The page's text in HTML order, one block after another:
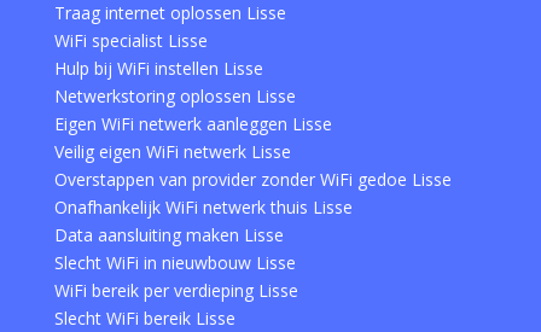
Traag internet oplossen Lisse
WiFi specialist Lisse
Hulp bij WiFi instellen Lisse
Netwerkstoring oplossen Lisse
Eigen WiFi netwerk aanleggen Lisse
Veilig eigen WiFi netwerk Lisse
Overstappen van provider zonder WiFi gedoe Lisse
Onafhankelijk WiFi netwerk thuis Lisse
Data aansluiting maken Lisse
Slecht WiFi in nieuwbouw Lisse
WiFi bereik per verdieping Lisse
Slecht WiFi bereik Lisse